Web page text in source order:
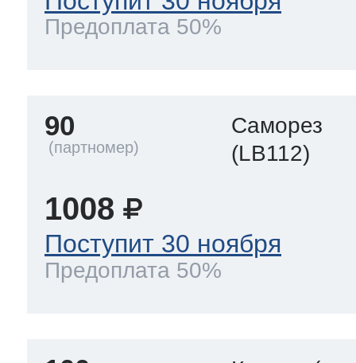
Предоплата 50%
90
Саморез
(LB112)
1008
Поступит 30 ноября
Предоплата 50%